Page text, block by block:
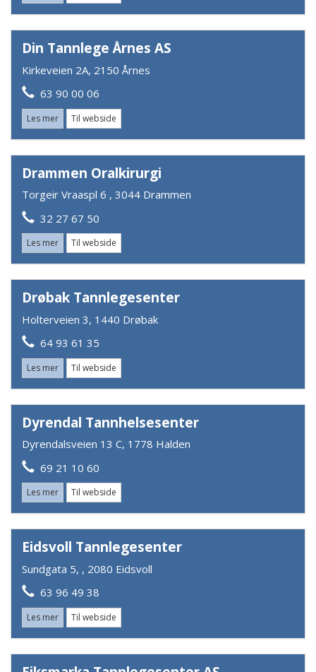
Din Tannlege Årnes AS
Kirkeveien 2A, 2150 Årnes
63 90 00 06
Les mer Til webside
Drammen Oralkirurgi
Torgeir Vraaspl 6 , 3044 Drammen
32 27 67 50
Les mer Til webside
Drøbak Tannlegesenter
Holterveien 3, 1440 Drøbak
64 93 61 35
Les mer Til webside
Dyrendal Tannhelsesenter
Dyrendalsveien 13 C, 1778 Halden
69 21 10 60
Les mer Til webside
Eidsvoll Tannlegesenter
Sundgata 5, , 2080 Eidsvoll
63 96 49 38
Les mer Til webside